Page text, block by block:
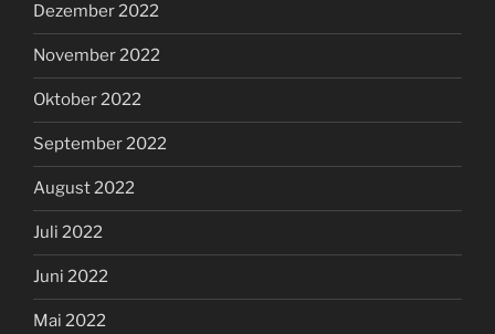
Dezember 2022
November 2022
Oktober 2022
September 2022
August 2022
Juli 2022
Juni 2022
Mai 2022